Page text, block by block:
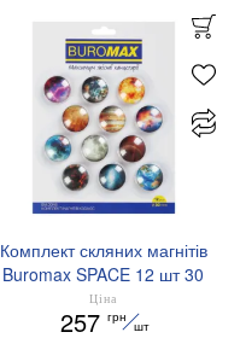
Комплект скляних магнітів
Buromax SPACE 12 шт 30
мм BM.0048
Ціна
257 грн
шт